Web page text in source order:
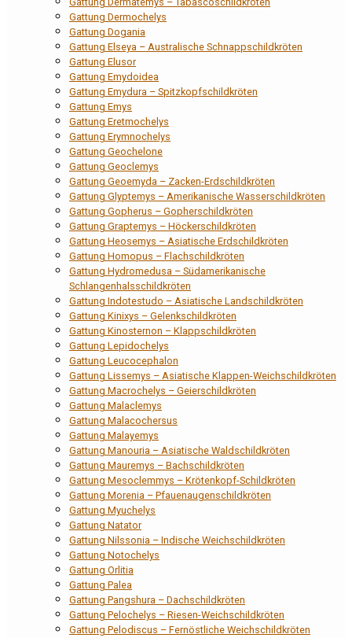
Gattung Dermochelys
Gattung Dogania
Gattung Elseya – Australische Schnappschildkröten
Gattung Elusor
Gattung Emydoidea
Gattung Emydura – Spitzkopfschildkröten
Gattung Emys
Gattung Eretmochelys
Gattung Erymnochelys
Gattung Geochelone
Gattung Geoclemys
Gattung Geoemyda – Zacken-Erdschildkröten
Gattung Glyptemys – Amerikanische Wasserschildkröten
Gattung Gopherus – Gopherschildkröten
Gattung Graptemys – Höckerschildkröten
Gattung Heosemys – Asiatische Erdschildkröten
Gattung Homopus – Flachschildkröten
Gattung Hydromedusa – Südamerikanische
Schlangenhalsschildkröten
Gattung Indotestudo – Asiatische Landschildkröten
Gattung Kinixys – Gelenkschildkröten
Gattung Kinosternon – Klappschildkröten
Gattung Lepidochelys
Gattung Leucocephalon
Gattung Lissemys – Asiatische Klappen-Weichschildkröten
Gattung Macrochelys – Geierschildkröten
Gattung Malaclemys
Gattung Malacochersus
Gattung Malayemys
Gattung Manouria – Asiatische Waldschildkröten
Gattung Mauremys – Bachschildkröten
Gattung Mesoclemmys – Krötenkopf-Schildkröten
Gattung Morenia – Pfauenaugenschildkröten
Gattung Myuchelys
Gattung Natator
Gattung Nilssonia – Indische Weichschildkröten
Gattung Notochelys
Gattung Orlitia
Gattung Palea
Gattung Pangshura – Dachschildkröten
Gattung Pelochelys – Riesen-Weichschildkröten
Gattung Pelodiscus – Fernöstliche Weichschildkröten